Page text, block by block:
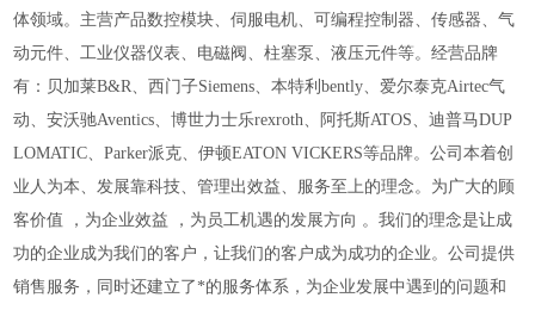
体领域。主营产品数控模块、伺服电机、可编程控制器、传感器、气
动元件、工业仪器仪表、电磁阀、柱塞泵、液压元件等。经营品牌
有：贝加莱B&R、西门子Siemens、本特利bently、爱尔泰克Airtec气
动、安沃驰Aventics、博世力士乐rexroth、阿托斯ATOS、迪普马DUP
LOMATIC、Parker派克、伊顿EATON VICKERS等品牌。公司本着创
业人为本、发展靠科技、管理出效益、服务至上的理念。为广大的顾
客价值
，为企业效益 ，为员工机遇的发展方向 。我们的理念是让成
功的企业成为我们的客户，让我们的客户成为成功的企业。公司提供
销售服务，同时还建立了*的服务体系，为企业发展中遇到的问题和